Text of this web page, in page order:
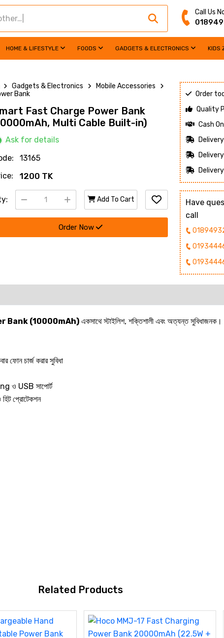
Call Us
HOME & LIFESTYLE FOODS GADGETS & ELECTRONICS KIDS
Gadgets & Electronics
Mobile Accessories
Bank
Fast Charge Power Bank
Multi Cable Built-in)
Ask for details
13165
1200 TK
Add To Cart
Order Now
Order
Quality
Cash
Have
call
Bank (10000mAh) একসাথে স্টাইলিশ, শক্তিশালী এবং অত্যন্ত সুবিধাজনক।
ফোন চার্জ করার সুবিধা
ও USB সাপোর্ট
হিট প্রোটেকশন
Related Products